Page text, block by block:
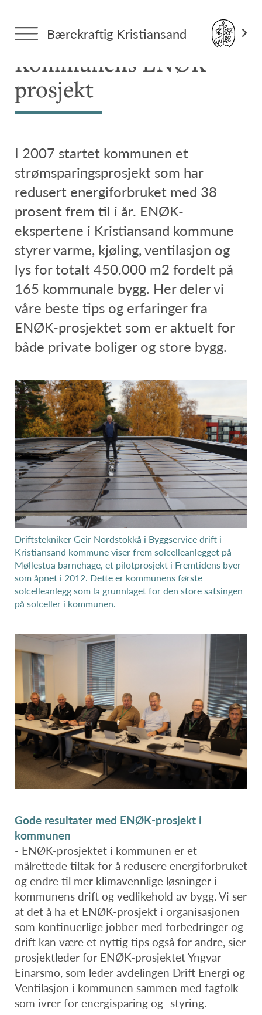
Bærekraftig Kristiansand
> Kommunens ENØK-prosjekt
Kommunens ENØK-
prosjekt
I 2007 startet kommunen et
strømsparingsprosjekt som har
redusert energiforbruket med 38
prosent frem til i år. ENØK-
ekspertene i Kristiansand kommune
styrer varme, kjøling, ventilasjon og
lys for totalt 450.000 m2 fordelt på
165 kommunale bygg. Her deler vi
våre beste tips og erfaringer fra
ENØK-prosjektet som er aktuelt for
både private boliger og store bygg.
Driftstekniker Geir Nordstokkå i Byggservice drift i
Kristiansand kommune viser frem solcelleanlegget på
Møllestua barnehage, et pilotprosjekt i Fremtidens byer
som åpnet i 2012. Dette er kommunens første
solcelleanlegg som la grunnlaget for den store satsingen
på solceller i kommunen.
Gode resultater med ENØK-prosjekt i
kommunen
- ENØK-prosjektet i kommunen er et
målrettede tiltak for å redusere energiforbruket
og endre til mer klimavennlige løsninger i
kommunens drift og vedlikehold av bygg. Vi ser
at det å ha et ENØK-prosjekt i organisasjonen
som kontinuerlige jobber med forbedringer og
drift kan være et nyttig tips også for andre, sier
prosjektleder for ENØK-prosjektet Yngvar
Einarsmo, som leder avdelingen Drift Energi og
Ventilasjon i kommunen sammen med fagfolk
som ivrer for energisparing og -styring.